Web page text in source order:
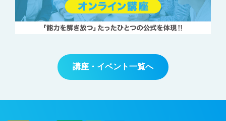
講座・イベント一覧へ